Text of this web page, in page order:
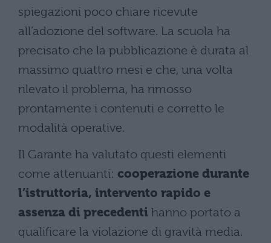
spiegazioni poco chiare ricevute
all’adozione del software. La scuola ha
precisato che la pubblicazione è durata al
massimo quattro mesi e che, una volta
rilevato il problema, ha rimosso
prontamente i contenuti e corretto le
modalità operative.
Il Garante ha valutato questi elementi
come attenuanti: cooperazione durante
l’istruttoria, intervento rapido e
assenza di precedenti hanno portato a
qualificare la violazione di gravità media.